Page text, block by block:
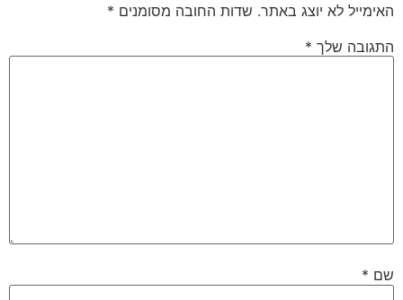
האימייל לא יוצג באתר. שדות החובה מסומנים *
התגובה שלך *
שם *